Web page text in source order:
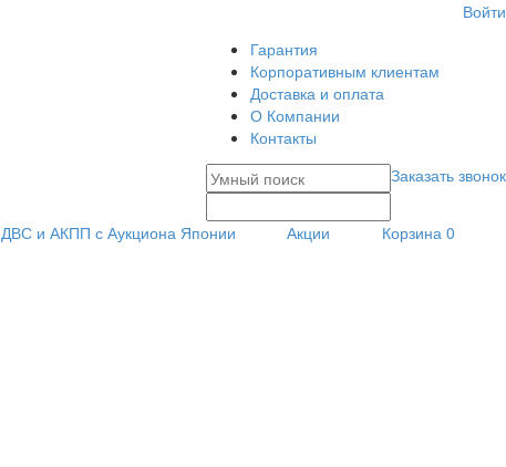
Войти
Гарантия
Корпоративным клиентам
Доставка и оплата
О Компании
Контакты
Заказать звонок
ДВС и АКПП с Аукциона Японии Акции Корзина 0